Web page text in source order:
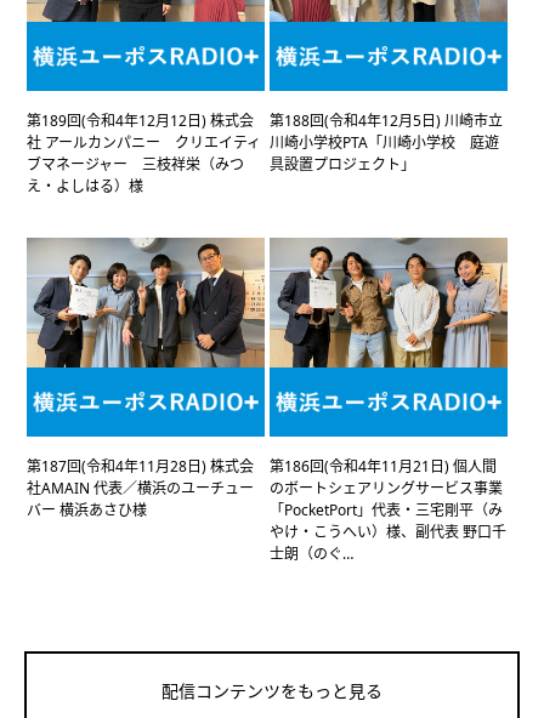
第189回(令和4年12月12日) 株式会
社 アールカンパニー クリエイティ
ブマネージャー 三枝祥栄（みつ
え・よしはる）様
第188回(令和4年12月5日) 川崎市立
川崎小学校PTA「川崎小学校 庭遊
具設置プロジェクト」
第187回(令和4年11月28日) 株式会
社AMAIN 代表／横浜のユーチュー
バー 横浜あさひ様
第186回(令和4年11月21日) 個人間
のボートシェアリングサービス事業
「PocketPort」代表・三宅剛平（み
やけ・こうへい）様、副代表 野口千
士朗（のぐ…
配信コンテンツをもっと見る